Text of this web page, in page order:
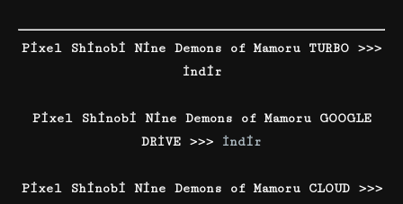
Pixel Shinobi Nine Demons of Mamoru TURBO >>>
İndir
Pixel Shinobi Nine Demons of Mamoru GOOGLE
DRİVE >>>
İndir
Pixel Shinobi Nine Demons of Mamoru CLOUD >>>